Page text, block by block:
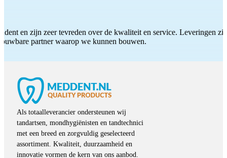
en zijn zeer tevreden over de kwaliteit en service. Leveringen
partner waarop we kunnen bouwen.
Als totaalleverancier ondersteunen wij
tandartsen, mondhygiënisten en tandtechnici
met een breed en zorgvuldig geselecteerd
assortiment. Kwaliteit, duurzaamheid en
innovatie vormen de kern van ons aanbod.